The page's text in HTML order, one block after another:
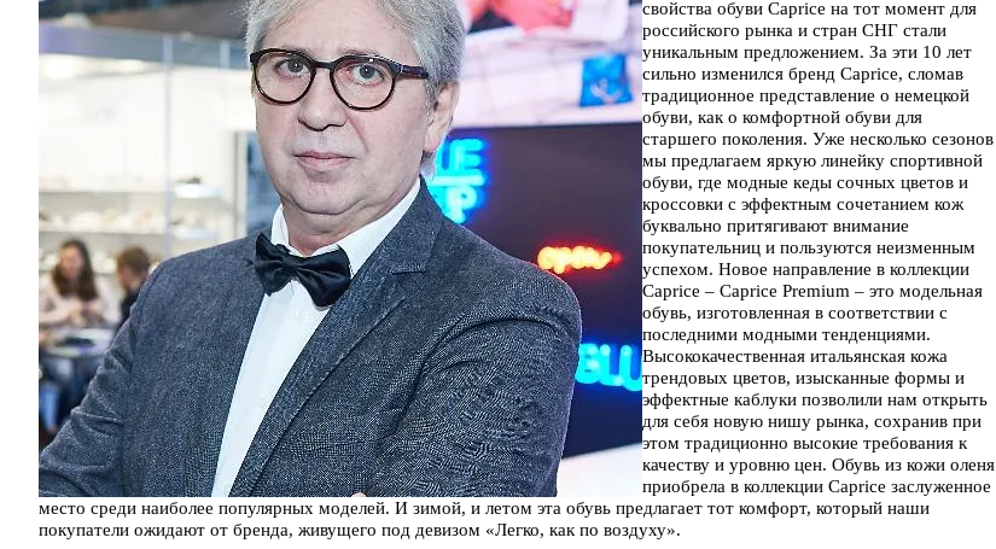
свойства обуви Caprice на тот момент для
российского рынка и стран СНГ стали
уникальным предложением. За эти 10 лет
сильно изменился бренд Caprice, сломав
традиционное представление о немецкой
обуви, как о комфортной обуви для
старшего поколения. Уже несколько сезонов
мы предлагаем яркую линейку спортивной
обуви, где модные кеды сочных цветов и
кроссовки с эффектным сочетанием кож
буквально притягивают внимание
покупательниц и пользуются неизменным
успехом. Новое направление в коллекции
Caprice – Caprice Premium – это модельная
обувь, изготовленная в соответствии с
последними модными тенденциями.
Высококачественная итальянская кожа
трендовых цветов, изысканные формы и
эффектные каблуки позволили нам открыть
для себя новую нишу рынка, сохранив при
этом традиционно высокие требования к
качеству и уровню цен. Обувь из кожи оленя
приобрела в коллекции Caprice заслуженное
место среди наиболее популярных моделей. И зимой, и летом эта обувь предлагает тот комфорт, который наши
покупатели ожидают от бренда, живущего под девизом «Легко, как по воздуху».